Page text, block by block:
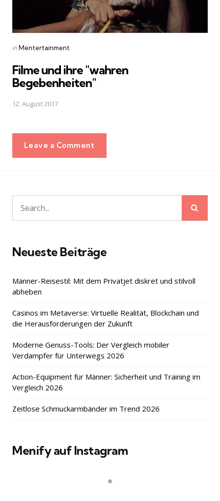
Posted
inMentertainment
Filme und ihre "wahren
Begebenheiten"
12. August 2017
Leave a Comment
Search
for:
Neueste Beiträge
Männer-Reisestil: Mit dem Privatjet diskret und stilvoll
abheben
Casinos im Metaverse: Virtuelle Realität, Blockchain und
die Herausforderungen der Zukunft
Moderne Genuss-Tools: Der Vergleich mobiler
Verdampfer für Unterwegs 2026
Action-Equipment für Männer: Sicherheit und Training im
Vergleich 2026
Zeitlose Schmuckarmbänder im Trend 2026
Menify auf Instagram